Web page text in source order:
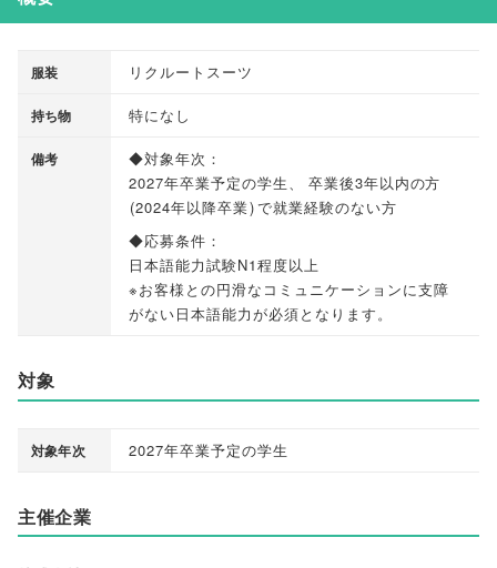
服装 リクルートスーツ
持ち物 特になし
備考
◆対象年次：
2027年卒業予定の学生
卒業後3年以内の方
(2024年以降卒業)で就業経験のない方
◆応募条件：
日本語能力試験N1程度以上
※お客様との円滑なコミュニケーションに支障
がない日本語能力が必須となります 。
対象
対象年次 2027年卒業予定の学生
主催企業